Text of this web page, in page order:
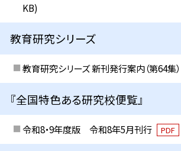
KB)
教育研究シリーズ
教育研究シリーズ 新刊発行案内（第64集）
『全国特色ある研究校便覧』
令和8・9年度版 令和8年5月刊行 PDF